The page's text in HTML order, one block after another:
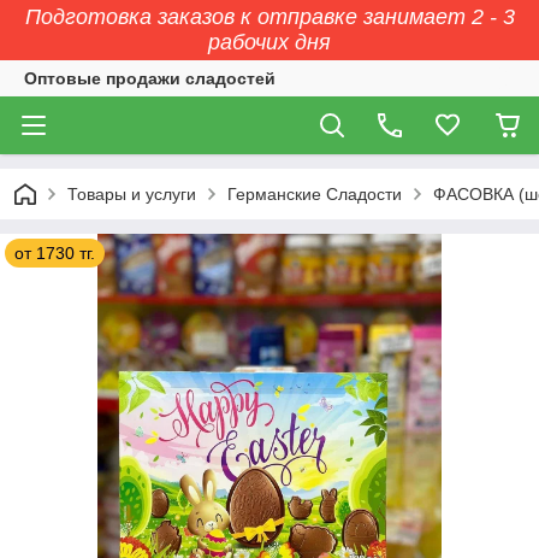
Подготовка заказов к отправке занимает 2 - 3
рабочих дня
Оптовые продажи сладостей
Товары и услуги Германские Сладости ФАСОВКА
от 1730 тг.